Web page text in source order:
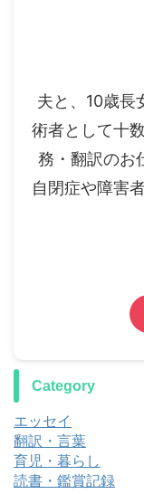
夫と、10歳長
術者として十
務・翻訳のお
自閉症や障害
Category
エッセイ
翻訳・言葉
育児・暮らし
読書・鑑賞記録